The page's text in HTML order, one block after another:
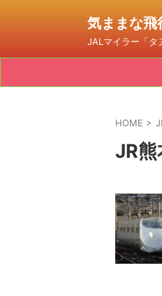
気ままな飛
JALマイラー「タ
HOME >
JR熊